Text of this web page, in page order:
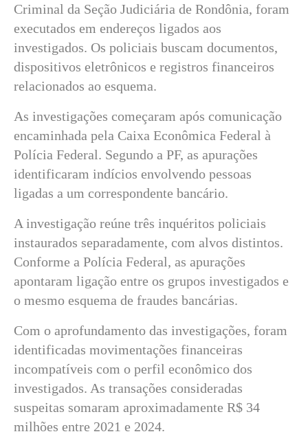
Criminal da Seção Judiciária de Rondônia, foram
executados em endereços ligados aos
investigados. Os policiais buscam documentos,
dispositivos eletrônicos e registros financeiros
relacionados ao esquema.
As investigações começaram após comunicação
encaminhada pela Caixa Econômica Federal à
Polícia Federal. Segundo a PF, as apurações
identificaram indícios envolvendo pessoas
ligadas a um correspondente bancário.
A investigação reúne três inquéritos policiais
instaurados separadamente, com alvos distintos.
Conforme a Polícia Federal, as apurações
apontaram ligação entre os grupos investigados e
o mesmo esquema de fraudes bancárias.
Com o aprofundamento das investigações, foram
identificadas movimentações financeiras
incompatíveis com o perfil econômico dos
investigados. As transações consideradas
suspeitas somaram aproximadamente R$ 34
milhões entre 2021 e 2024.